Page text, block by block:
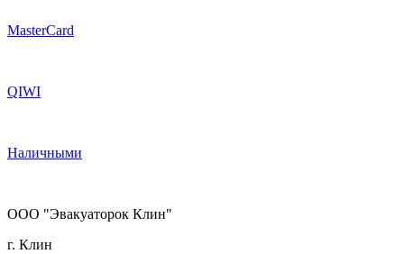
MasterCard
QIWI
Наличными
ООО "Эвакуаторок Клин"
г. Клин